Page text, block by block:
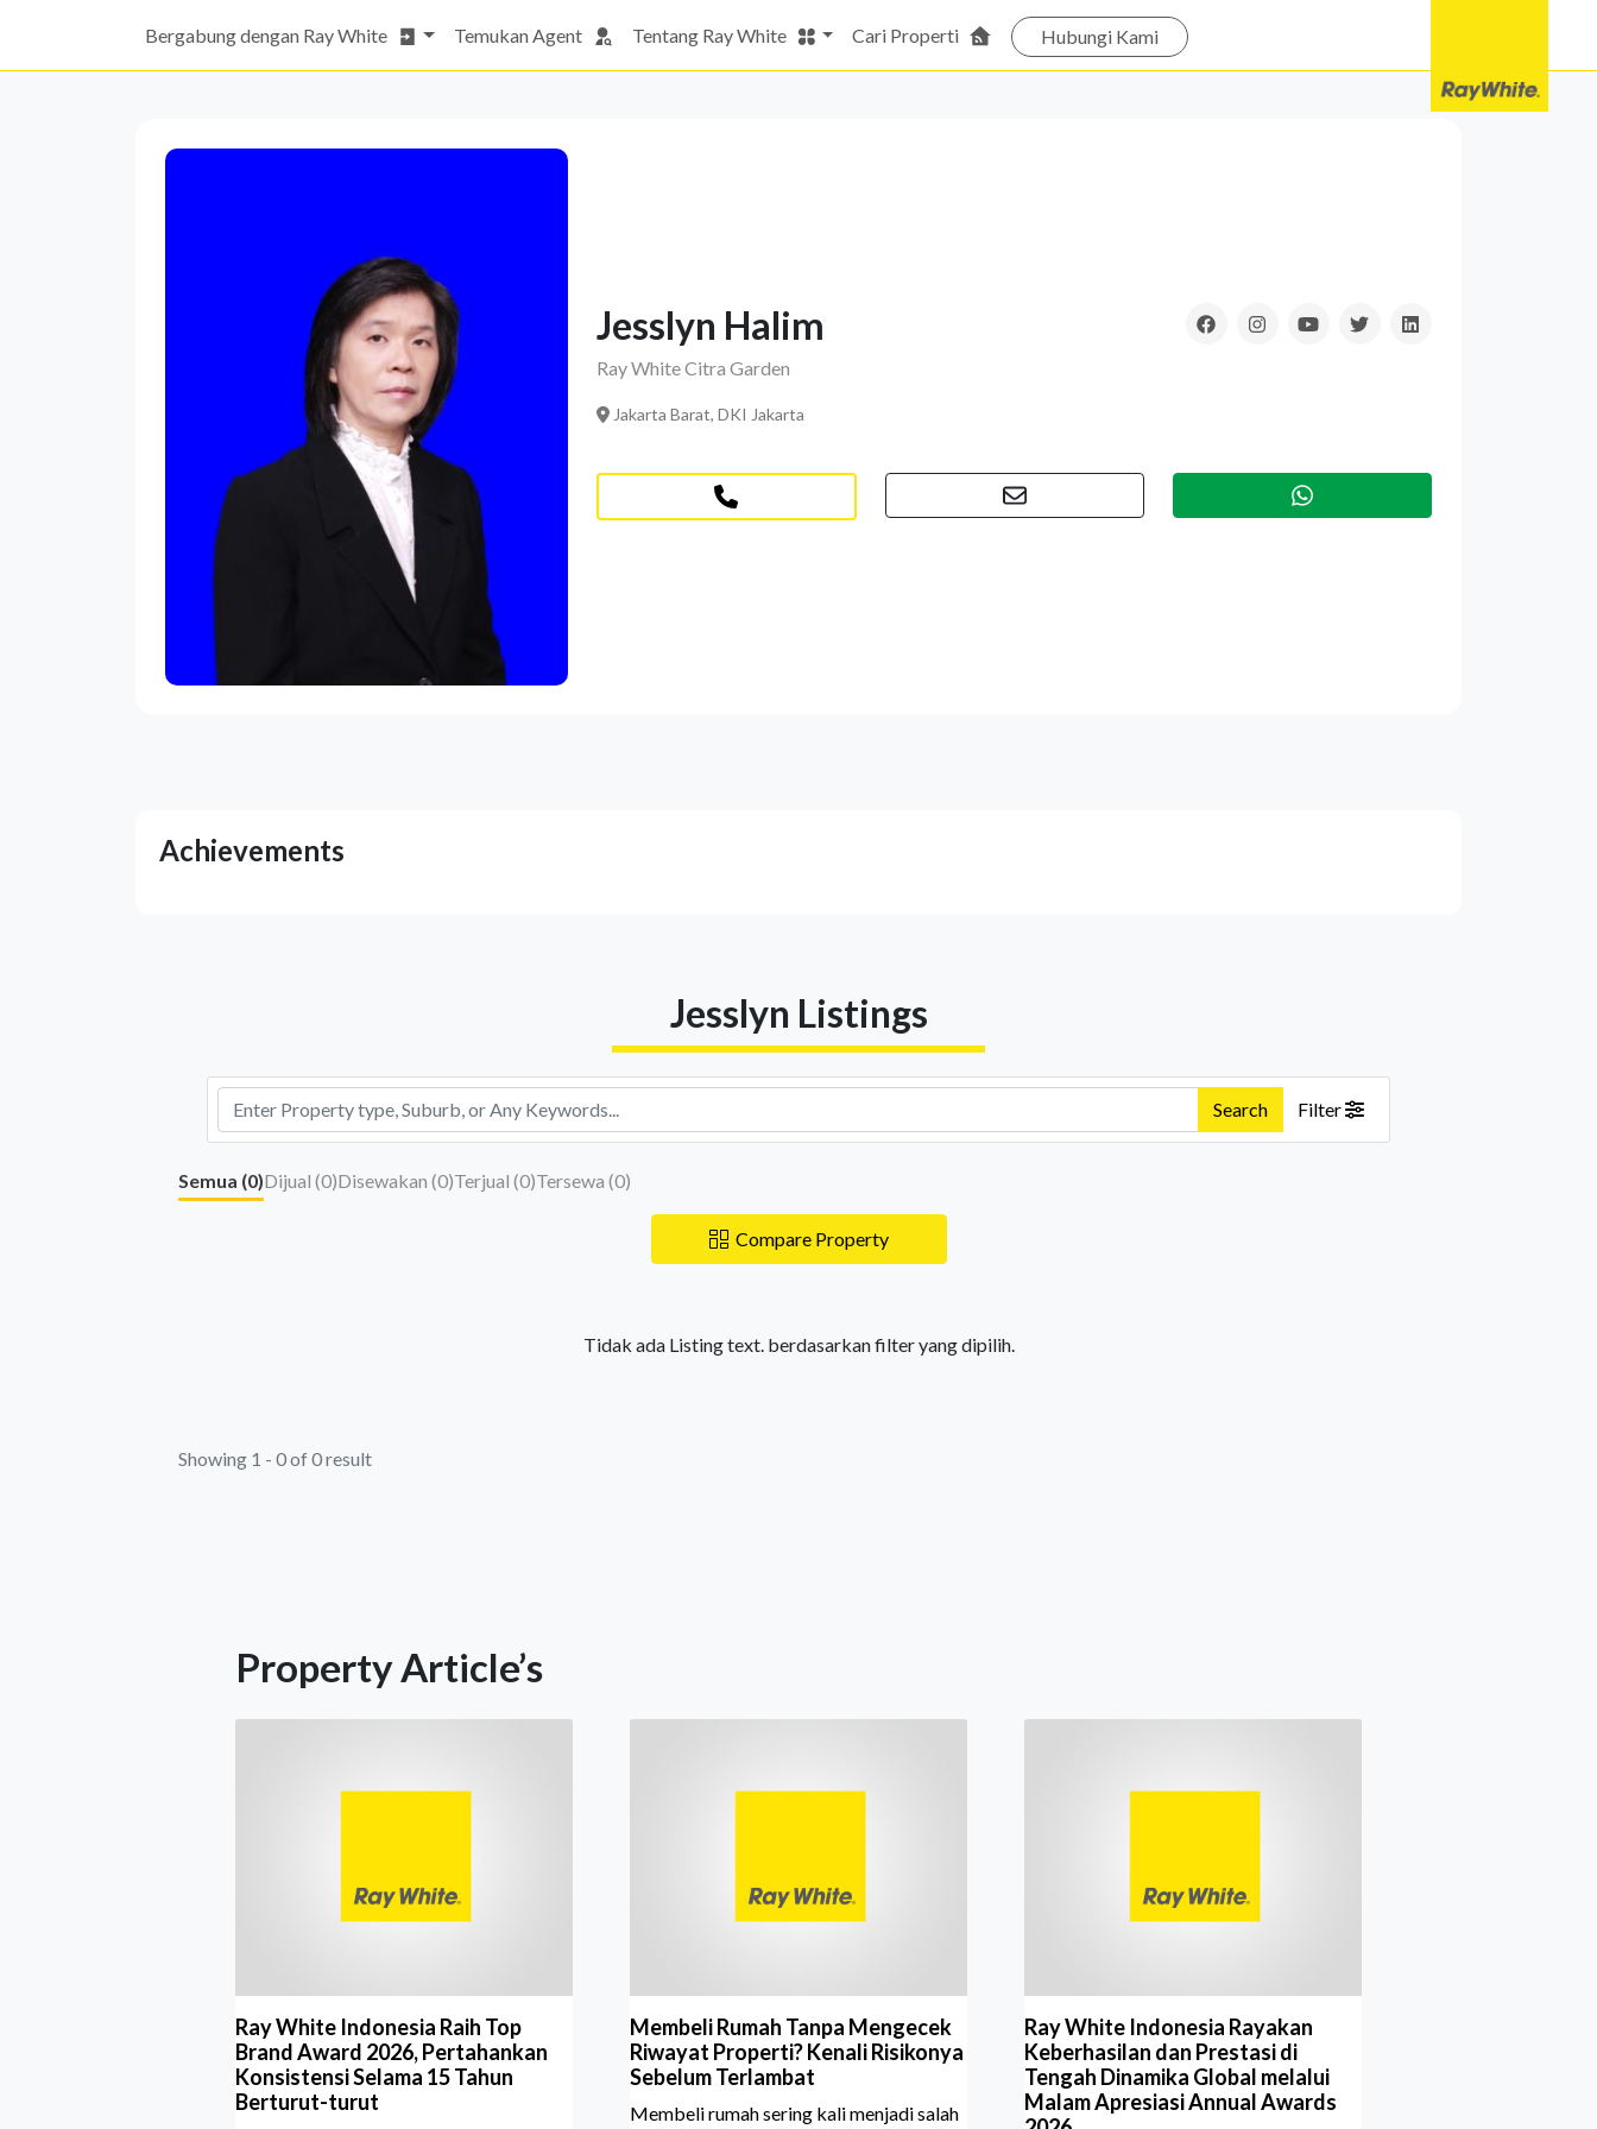
Bergabung dengan Ray White Temukan Agent Tentang Ray White Cari Properti Hubungi Kami
Jesslyn Halim
Ray White Citra Garden
Jakarta Barat, DKI Jakarta
Achievements
Jesslyn Listings
Search Filter
Semua (0)Dijual (0)Disewakan (0)Terjual (0)Tersewa (0)
Compare Property
Tidak ada Listing text. berdasarkan filter yang dipilih.
Showing 1 - 0 of 0 result
Property Article’s
Ray White Indonesia Raih Top
Brand Award 2026, Pertahankan
Konsistensi Selama 15 Tahun
Berturut-turut
Membeli Rumah Tanpa Mengecek
Riwayat Properti? Kenali Risikonya
Sebelum Terlambat
Membeli rumah sering kali menjadi salah
Ray White Indonesia Rayakan
Keberhasilan dan Prestasi di
Tengah Dinamika Global melalui
Malam Apresiasi Annual Awards